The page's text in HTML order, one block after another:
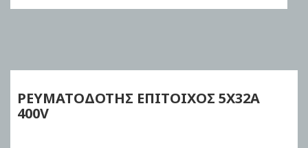
beginning
the
images
ΡΕΥΜΑΤΟΔΟΤΗΣ ΕΠΙΤΟΙΧΟΣ 5Χ32Α
400V